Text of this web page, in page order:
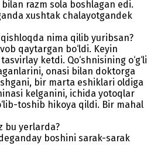
razm sola boshlagan edi.
xushtak chalayotgandek
nima qilib yuribsan?
qaytargan bo‘ldi. Keyin
ketdi. Qo‘shnisining o‘g‘li
onasi bilan doktorga
bir marta eshiklari oldiga
kelganini, ichida yotoqlar
toshib hikoya qildi. Bir mahal
bu yerlarda?
boshini sarak-sarak